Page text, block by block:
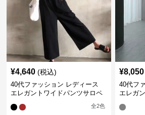
¥4,640 (税込)
40代ファッション レディース
エレガントワイドパンツサロペ
全2色
¥8,050
40代フ
エレガ
ール